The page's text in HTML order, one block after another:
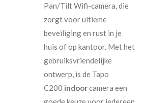
Pan/Tilt Wifi-camera, die
zorgt voor ultieme
beveiliging en rust in je
huis of op kantoor. Met het
gebruiksvriendelijke
ontwerp, is de Tapo
C200 indoorcamera een